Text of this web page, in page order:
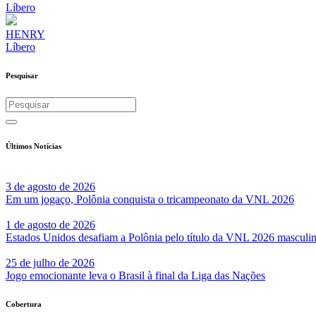
Líbero
HENRY
Líbero
Pesquisar
Últimos Notícias
3 de agosto de 2026
Em um jogaço, Polônia conquista o tricampeonato da VNL 2026
1 de agosto de 2026
Estados Unidos desafiam a Polônia pelo título da VNL 2026
25 de julho de 2026
Jogo emocionante leva o Brasil à final da Liga das Nações
Cobertura